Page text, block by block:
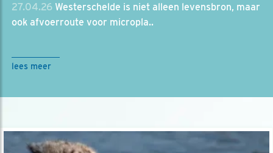
27.04.26 Westerschelde is niet alleen levensbron, maar
ook afvoerroute voor micropla..
lees meer